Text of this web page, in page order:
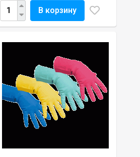
В корзину